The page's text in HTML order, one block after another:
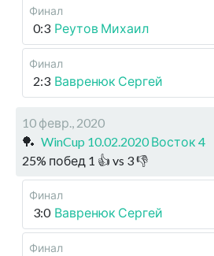
Финал
0:3 Реутов Михаил
Финал
2:3 Вавренюк Сергей
10 февр., 2020
🏓 WinCup 10.02.2020 Восток 4
25% побед 1 👍 vs 3👎
Финал
3:0 Вавренюк Сергей
Финал